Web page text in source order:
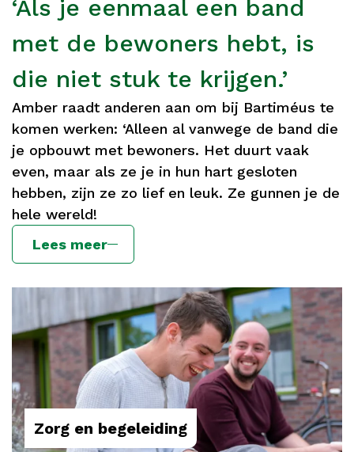
‘Als je eenmaal een band
met de bewoners hebt, is
die niet stuk te krijgen.’
Amber raadt anderen aan om bij Bartiméus te
komen werken: ‘Alleen al vanwege de band die
je opbouwt met bewoners. Het duurt vaak
even, maar als ze je in hun hart gesloten
hebben, zijn ze zo lief en leuk. Ze gunnen je de
hele wereld!
Lees meer
Zorg en begeleiding